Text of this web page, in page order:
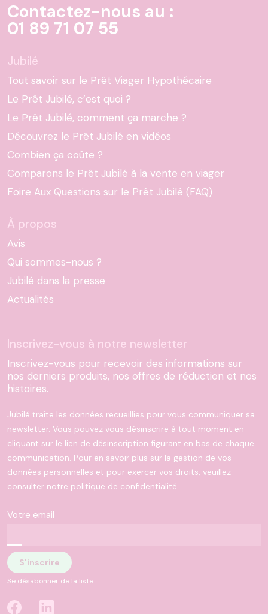
Contactez-nous au :
01 89 71 07 55
Jubilé
Tout savoir sur le Prêt Viager Hypothécaire
Le Prêt Jubilé, c’est quoi ?
Le Prêt Jubilé, comment ça marche ?
Découvrez le Prêt Jubilé en vidéos
Combien ça coûte ?
Comparons le Prêt Jubilé à la vente en viager
Foire Aux Questions sur le Prêt Jubilé (FAQ)
À propos
Avis
Qui sommes-nous ?
Jubilé dans la presse
Actualités
Inscrivez-vous à notre newsletter
Inscrivez-vous pour recevoir des informations sur
nos derniers produits, nos offres de réduction et nos
histoires.
Jubilé traite les données recueillies pour vous communiquer sa
newsletter. Vous pouvez vous désinscrire à tout moment en
cliquant sur le lien de désinscription figurant en bas de chaque
communication. Pour en savoir plus sur la gestion de vos
données personnelles et pour exercer vos droits, veuillez
consulter notre politique de confidentialité.
Votre email
Se désabonner de la liste